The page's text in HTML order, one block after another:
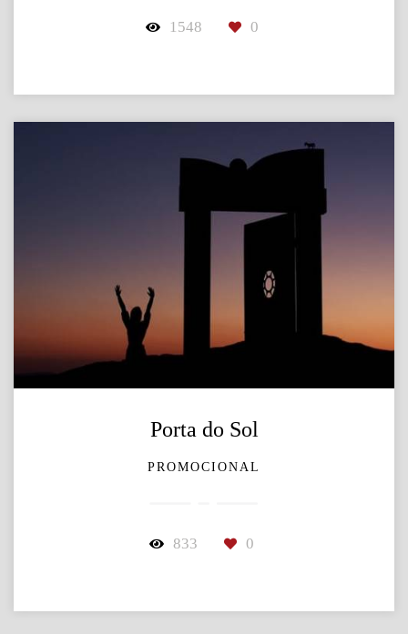
1548 0
Porta do Sol
PROMOCIONAL
833 0